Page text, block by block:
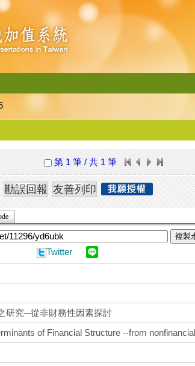
第 1 筆 / 共 1 筆
複製
Twitter
研究─從非財務性因素探討
of Financial Structure --from